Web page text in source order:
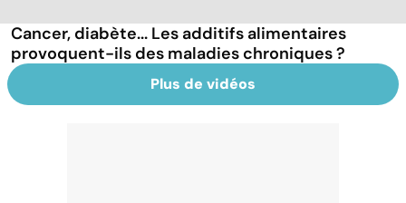
Cancer, diabète... Les additifs alimentaires
provoquent-ils des maladies chroniques ?
Plus de vidéos